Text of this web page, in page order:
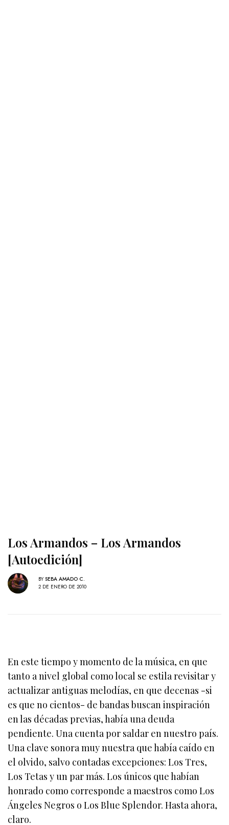
Los Armandos – Los Armandos
[Autoedición]
BY SEBA AMADO C.
2 DE ENERO DE 2010
En este tiempo y momento de la música, en que
tanto a nivel global como local se estila revisitar y
actualizar antiguas melodías, en que decenas -si
es que no cientos- de bandas buscan inspiración
en las décadas previas, había una deuda
pendiente. Una cuenta por saldar en nuestro país.
Una clave sonora muy nuestra que había caído en
el olvido, salvo contadas excepciones: Los Tres,
Los Tetas y un par más. Los únicos que habían
honrado como corresponde a maestros como Los
Ángeles Negros o Los Blue Splendor. Hasta ahora,
claro.